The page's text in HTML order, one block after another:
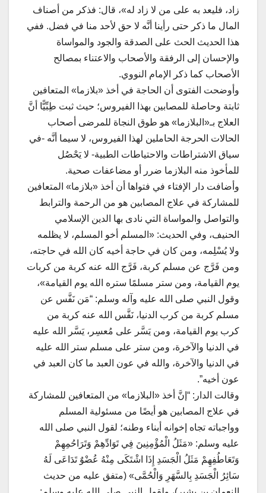
زاد، فليعد به على من لا زاد له»، قال: فذكر من أصناف
المال ما ذكر حتى رأينا أنَّه لا حق لأحد منا في فضل. ففي
هذا الحديث الحث على الصدقة والجود والمواساة
والإحسان إلى الرفقة والأصحاب والاعتناء بمصالح
الأصحاب كما ذكر الإمام النووي.
وأوضحت الفتوى أن الحاجة في أخذ «بلازما» المتعافين
ثابتة وحاصلة للمصابين بهذا الفيروس؛ حيث ثبت طِبِّيًّا أنَّ
العلاج بـ«البلازما» هو طوق النجاة للمرضى أصحاب
الحالات الحرجة الحاملين لهذا الفيروس، لا سيما أنَّه -في
سياق الاشتراطات والاحتياطات الطبية- لا يَحْصُل
للمأخوذ منه البلازما ضرر أو مضاعفات صحية.
وأضافت دار الإفتاء في فتواها أن أخذ «بلازما» المتعافين
للمشاركة في علاج المصابين هو من الرحمة والترابط
والتواصل والمواساة التي نادى بها الدين الإسلامي
الحنيف، وفي الحديث: «المسلم أخو المسلم، لا يظلمه
ولا يُسْلِمه، ومن كان في حاجة أخيه كان الله في حاجته،
ومن فَرَّج عن مسلم كربة، فَرَّج الله عنه كربة من كربات
يوم القيامة، ومن ستر مسلمًا ستره الله يوم القيامة»،
وقول النبي صلى الله عليه وآله وسلم: “مَن نَفَّس عن
مسلم كربة من كرب الدنيا، نَفَّس الله عنه كربة من
كرب يوم القيامة، ومن يَسَّر على مُعسِر، يَسَّر الله عليه
في الدنيا والآخرة، ومن ستر على مسلم ستر الله عليه
في الدنيا والآخرة، والله في عون العبد ما كان العبد في
عون أخيه”.
وقالت الدار: “إنَّ أخذ «البلازما» من المتعافين للمشاركة
في علاج المصابين هو أيضًا من مسئولية المسلم
وواجباته تجاه إخوانه أبناء وطنه؛ لقول النبي صلى الله
عليه وسلم: «مَثَلُ الْمُؤْمِنِينَ فِي تَوَادِّهِمْ وَتَرَاحُمِهِمْ
وَتَعَاطُفِهِمْ مَثَلُ الْجَسَدِ إِذَا اشْتَكَى مِنْهُ عُضْوٌ تَدَاعَى لَهُ
سَائِرُ الْجَسَدِ بِالسَّهَرِ وَالْحُمَّى» (متفق عليه من حديث